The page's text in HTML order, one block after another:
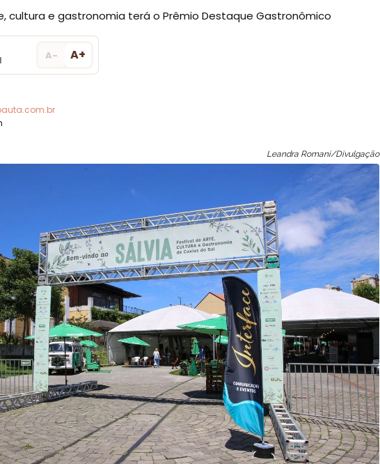
cultura e gastronomia terá o Prêmio Destaque Gastronômico
A- A+
Leandra Romani/Divulgação